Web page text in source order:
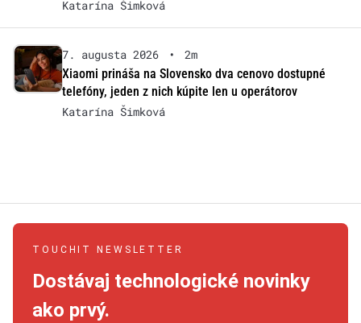
Katarína Šimková
7. augusta 2026 •
2m
Xiaomi prináša na Slovensko dva cenovo dostupné
telefóny, jeden z nich kúpite len u operátorov
Katarína Šimková
TOUCHIT NEWSLETTER
Dostávaj technologické novinky
ako prvý.